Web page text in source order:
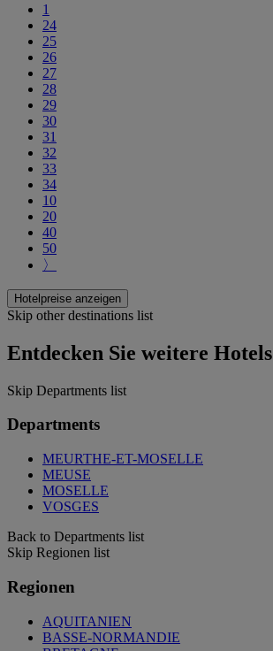
1
24
25
26
27
28
29
30
31
32
33
34
10
20
40
50
〉
Hotelpreise anzeigen
Skip other destinations list
Entdecken Sie weitere Hotels
Skip Departments list
Departments
MEURTHE-ET-MOSELLE
MEUSE
MOSELLE
VOSGES
Back to Departments list
Skip Regionen list
Regionen
AQUITANIEN
BASSE-NORMANDIE